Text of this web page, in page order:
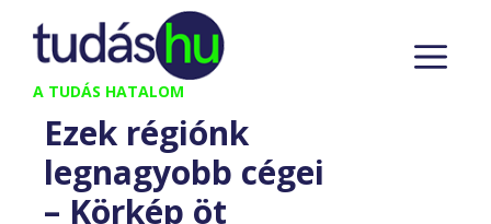
Kilépés
tartalomba
A TUDÁS HATALOM
Ezek régiónk
legnagyobb cégei
– Körkép öt